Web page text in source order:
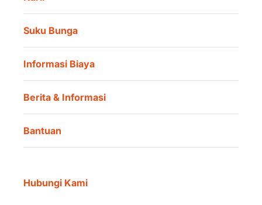
Suku Bunga
Informasi Biaya
Berita & Informasi
Bantuan
Hubungi Kami